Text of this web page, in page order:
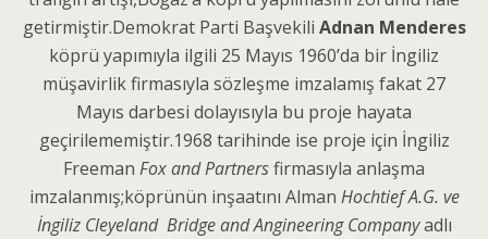
getirmiştir.Demokrat Parti Başvekili Adnan Menderes
köprü yapımıyla ilgili 25 Mayıs 1960’da bir İngiliz
müşavirlik firmasıyla sözleşme imzalamış fakat 27
Mayıs darbesi dolayısıyla bu proje hayata
geçirilememiştir.1968 tarihinde ise proje için İngiliz
Freeman Fox and Partnersfirmasıyla anlaşma
imzalanmış;köprünün inşaatını Alman Hochtief A.G. ve
İngiliz Cleyeland Bridge and Angineering Companyadlı